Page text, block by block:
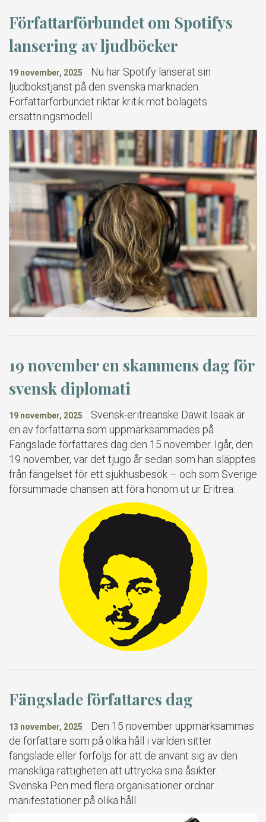
Författarförbundet om Spotifys
lansering av ljudböcker
19 november, 2025
Nu har Spotify lanserat sin
ljudbokstjänst på den svenska marknaden.
Författarförbundet riktar kritik mot bolagets
ersättningsmodell.
19 november en skammens dag för
svensk diplomati
19 november, 2025
Svensk-eritreanske Dawit Isaak är
en av författarna som uppmärksammades på
Fängslade författares dag den 15 november. Igår, den
19 november, var det tjugo år sedan som han släpptes
från fängelset för ett sjukhusbesök – och som Sverige
försummade chansen att föra honom ut ur Eritrea.
Fängslade författares dag
13 november, 2025
Den 15 november uppmärksammas
de författare som på olika håll i världen sitter
fängslade eller förföljs för att de använt sig av den
mänskliga rättigheten att uttrycka sina åsikter.
Svenska Pen med flera organisationer ordnar
manifestationer på olika håll.